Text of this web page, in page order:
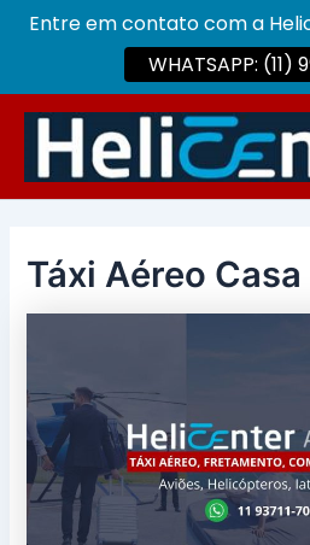
conteúdo
Táxi Aéreo Casa
Entre em contato com a
WHATSAPP: